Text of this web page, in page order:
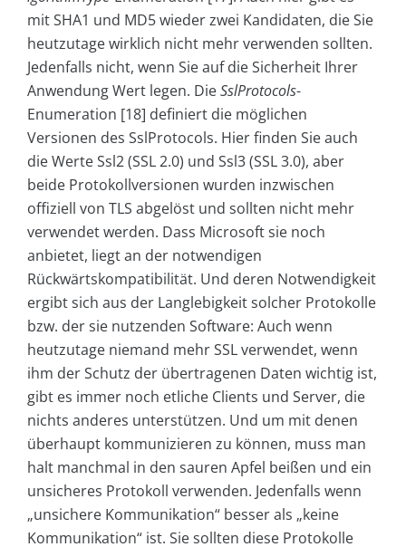
mit SHA1 und MD5 wieder zwei Kandidaten, die Sie
heutzutage wirklich nicht mehr verwenden sollten.
Jedenfalls nicht, wenn Sie auf die Sicherheit Ihrer
Anwendung Wert legen. DieSslProtocols-
Enumeration [18] definiert die möglichen
Versionen des SslProtocols. Hier finden Sie auch
die Werte Ssl2 (SSL 2.0) und Ssl3 (SSL 3.0), aber
beide Protokollversionen wurden inzwischen
offiziell von TLS abgelöst und sollten nicht mehr
verwendet werden. Dass Microsoft sie noch
anbietet, liegt an der notwendigen
Rückwärtskompatibilität. Und deren Notwendigkeit
ergibt sich aus der Langlebigkeit solcher Protokolle
bzw. der sie nutzenden Software: Auch wenn
heutzutage niemand mehr SSL verwendet, wenn
ihm der Schutz der übertragenen Daten wichtig ist,
gibt es immer noch etliche Clients und Server, die
nichts anderes unterstützen. Und um mit denen
überhaupt kommunizieren zu können, muss man
halt manchmal in den sauren Apfel beißen und ein
unsicheres Protokoll verwenden. Jedenfalls wenn
„unsichere Kommunikation“ besser als „keine
Kommunikation“ ist. Sie sollten diese Protokolle